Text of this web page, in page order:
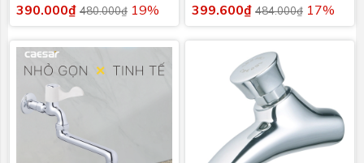
390.000₫ 480.000₫ 19% 399.600₫ 484.000₫ 17%